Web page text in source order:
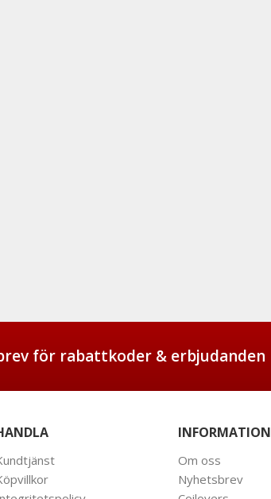
för rabattkoder & erbjudanden
INFORMATION
Om oss
Nyhetsbrev